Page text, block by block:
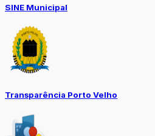
SINE Municipal
Transparência Porto Velho